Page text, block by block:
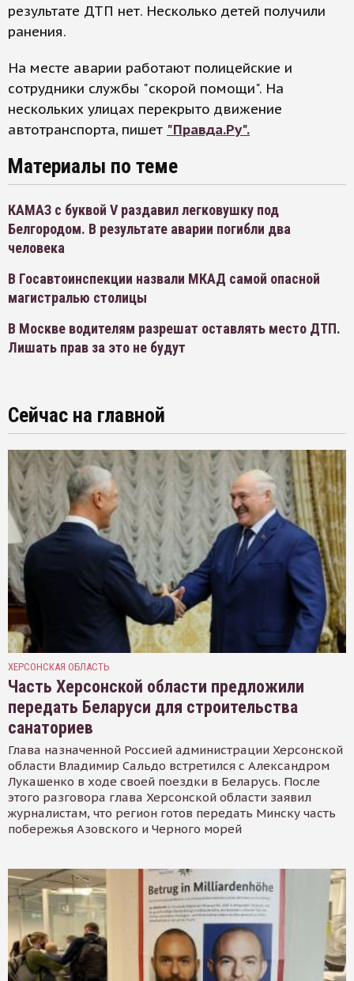
результате ДТП нет. Несколько детей получили
ранения.
На месте аварии работают полицейские и
сотрудники службы "скорой помощи". На
нескольких улицах перекрыто движение
автотранспорта, пишет "Правда.Ру".
Материалы по теме
КАМАЗ с буквой V раздавил легковушку под
Белгородом. В результате аварии погибли два
человека
В Госавтоинспекции назвали МКАД самой опасной
магистралью столицы
В Москве водителям разрешат оставлять место ДТП.
Лишать прав за это не будут
Сейчас на главной
ХЕРСОНСКАЯ ОБЛАСТЬ
Часть Херсонской области предложили
передать Беларуси для строительства
санаториев
Глава назначенной Россией администрации Херсонской
области Владимир Сальдо встретился с Александром
Лукашенко в ходе своей поездки в Беларусь. После
этого разговора глава Херсонской области заявил
журналистам, что регион готов передать Минску часть
побережья Азовского и Черного морей